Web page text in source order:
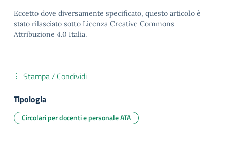
Eccetto dove diversamente specificato, questo articolo è
stato rilasciato sotto Licenza Creative Commons
Attribuzione 4.0 Italia.
Stampa / Condividi
Tipologia
Circolari per docenti e personale ATA